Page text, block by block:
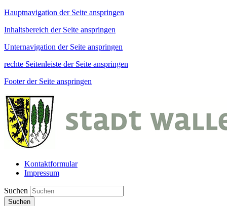
Hauptnavigation der Seite anspringen
Inhaltsbereich der Seite anspringen
Unternavigation der Seite anspringen
rechte Seitenleiste der Seite anspringen
Footer der Seite anspringen
Kontaktformular
Impressum
Suchen
Suchen